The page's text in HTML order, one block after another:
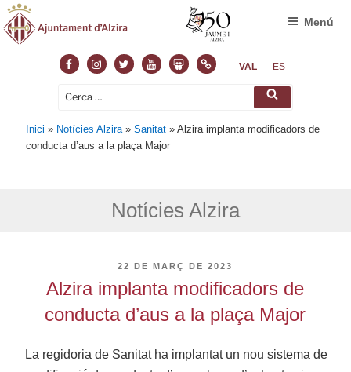
FacebookInstagram
TwitterYoutubeSlideshare
NormasVAL ES
Cerca: Cerca
Menú
Inici » Notícies Alzira »Sanitat »Alzira implanta modificadors de
conducta d’aus a la plaça Major
Notícies Alzira
PUBLICAT
22 DE MARÇ DE 2023
Alzira implanta modificadors de
conducta d’aus a la plaça Major
La regidoria de Sanitat ha implantat un nou sistema de